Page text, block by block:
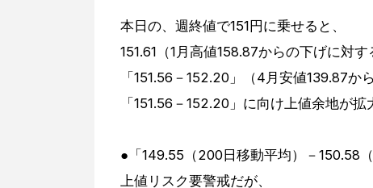
本日の、週終値で151円に乗せると、
151.61（1月高値158.87からの下げに対す
「151.56－152.20」（4月安値139.87
「151.56－152.20」に向け上値余地が拡
●「149.55（200日移動平均）－150.58
上値リスク要警戒だが、